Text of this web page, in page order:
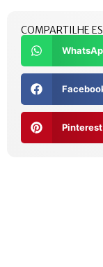
COMPARTILHE
Pinterest